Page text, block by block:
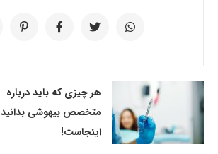
هر چیزی که باید درباره
متخصص بیهوشی بدانید
اینجاست!